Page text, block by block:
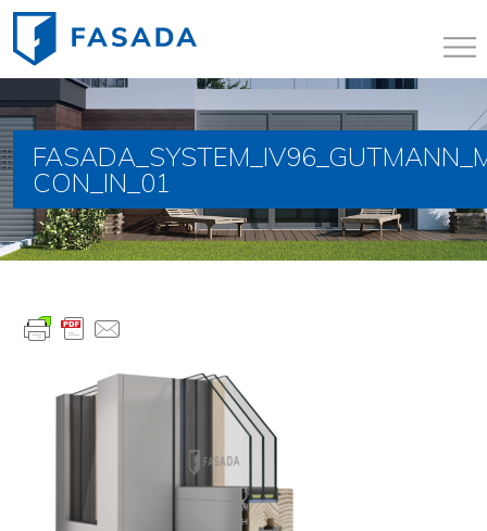
CON_IN_01